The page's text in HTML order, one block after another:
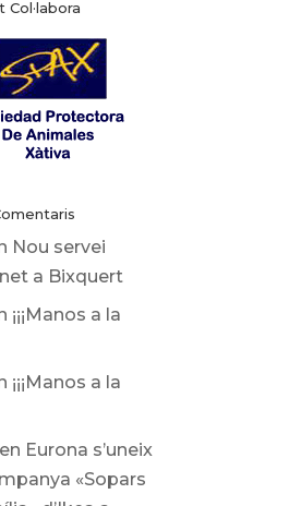
Col·labora
Nou servei
a Bixquert
¡¡¡Manos a la
¡¡¡Manos a la
en Eurona s’uneix
«Sopars